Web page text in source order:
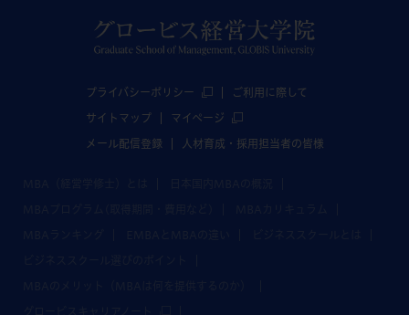
プライバシーポリシー ご利用に際して
サイトマップ マイページ
メール配信登録 人材育成・採用担当者の皆様